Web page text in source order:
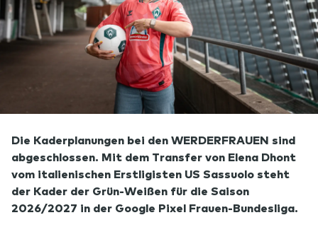
Die Kaderplanungen bei den WERDERFRAUEN sind
abgeschlossen. Mit dem Transfer von Elena Dhont
vom italienischen Erstligisten US Sassuolo steht
der Kader der Grün-Weißen für die Saison
2026/2027 in der Google Pixel Frauen-Bundesliga.